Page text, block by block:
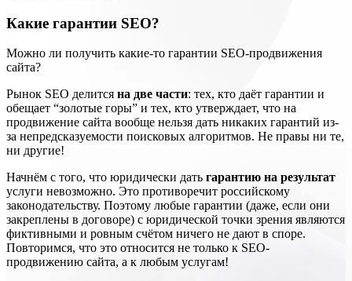
Какие гарантии SEO?
Можно ли получить какие-то гарантии SEO-продвижения
сайта?
Рынок SEO делится на две части: тех, кто даёт гарантии и
обещает “золотые горы” и тех, кто утверждает, что на
продвижение сайта вообще нельзя дать никаких гарантий из-
за непредсказуемости поисковых алгоритмов. Не правы ни те,
ни другие!
Начнём с того, что юридически дать гарантию на результат
услуги невозможно. Это противоречит российскому
законодательству. Поэтому любые гарантии (даже, если они
закреплены в договоре) с юридической точки зрения являются
фиктивными и ровным счётом ничего не дают в споре.
Повторимся, что это относится не только к SEO-
продвижению сайта, а к любым услугам!